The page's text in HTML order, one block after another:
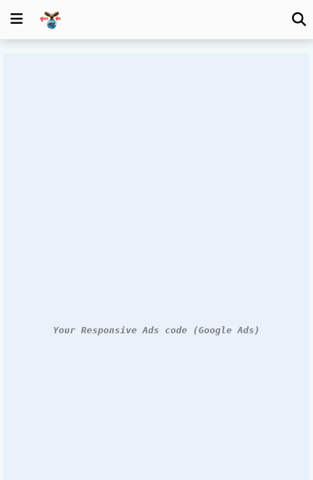
Your Responsive Ads code (Google Ads)